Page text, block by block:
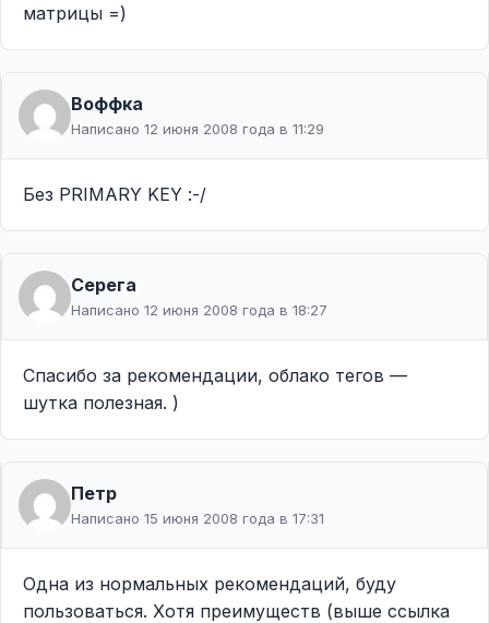
матрицы =)
Воффка
Написано 12 июня 2008 года в 11:29
Без PRIMARY KEY :-/
Серега
Написано 12 июня 2008 года в 18:27
Спасибо за рекомендации, облако тегов —
шутка полезная. )
Петр
Написано 15 июня 2008 года в 17:31
Одна из нормальных рекомендаций, буду
пользоваться. Хотя преимуществ (выше ссылка